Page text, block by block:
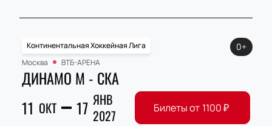
Континентальная Хоккейная Лига
Москва
ВТБ-АРЕНА
ДИНАМО М - СКА
11 ОКТ 17 ЯНВ
2027
0+
Билеты от 1100₽